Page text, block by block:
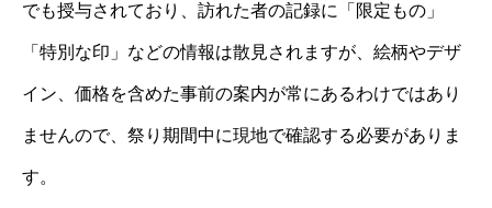
でも授与されており、訪れた者の記録に「限定もの」
「特別な印」などの情報は散見されますが、絵柄やデザ
イン、価格を含めた事前の案内が常にあるわけではあり
ませんので、祭り期間中に現地で確認する必要がありま
す。